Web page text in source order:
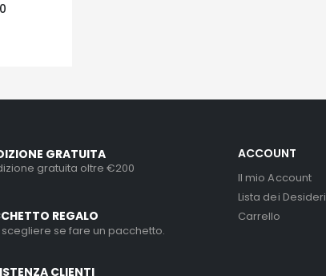
GRATUITA
gratuita oltre €200
REGALO
scegliere se fare un pacchetto.
CLIENTI
ACCOUNT
Il mio Account
Lista dei Desideri
Carrello